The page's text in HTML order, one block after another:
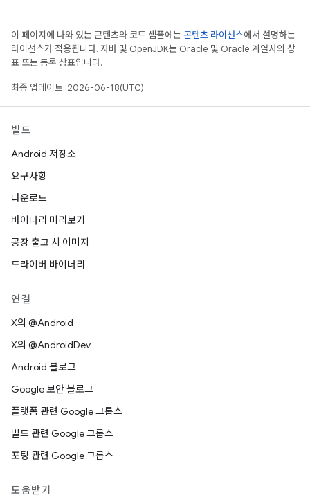
이 페이지에 나와 있는 콘텐츠와 코드 샘플에는 콘텐츠 라이선스에서 설명하는
라이선스가 적용됩니다. 자바 및 OpenJDK는 Oracle 및 Oracle 계열사의 상
표 또는 등록 상표입니다.
최종 업데이트: 2026-06-18(UTC)
빌드
Android 저장소
요구사항
다운로드
바이너리 미리보기
공장 출고 시 이미지
드라이버 바이너리
연결
X의 @Android
X의 @AndroidDev
Android 블로그
Google 보안 블로그
플랫폼 관련 Google 그룹스
빌드 관련 Google 그룹스
포팅 관련 Google 그룹스
도움받기